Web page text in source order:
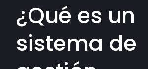
¿Qué es un
sistema de